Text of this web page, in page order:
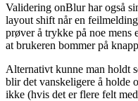
Validering onBlur har også
layout shift når en
prøver å trykke på noe
at brukeren bommer på
Alternativt kunne man holdt
blir det vanskeligere å holde
ikke (hvis det er flere felt